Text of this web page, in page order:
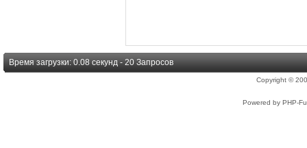
Время загрузки: 0.08 секунд - 20 Запросов
Copyright ©
Powered by PHP-